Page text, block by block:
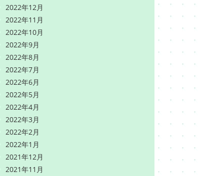
2022年12月
2022年11月
2022年10月
2022年9月
2022年8月
2022年7月
2022年6月
2022年5月
2022年4月
2022年3月
2022年2月
2022年1月
2021年12月
2021年11月